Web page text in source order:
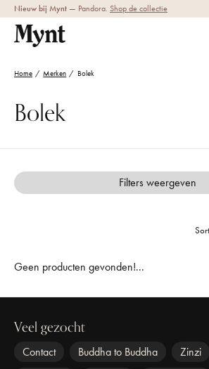
Nieuw bij Mynt — Pandora. Shop de collectie
Home / Merken / Bolek
Bolek
Filters weergeven
Geen producten gevonden!...
Veel gezocht
Contact Buddha to Buddha Zinzi